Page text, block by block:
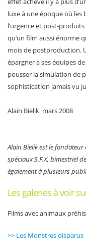
luxe à une époque où
l’urgence et post-
qu’un film aussi énorme
mois de postproduction.
épargner à ses équipes de
pousser la simulation de
sophistication jamais vu
Alain Bielik mars 2008
Alain Bielik est le fondateur
spéciaux S.F.X, bimestriel
également à plusieurs
Les galeries à voir
Films avec animaux
>> Les Monstres disparus